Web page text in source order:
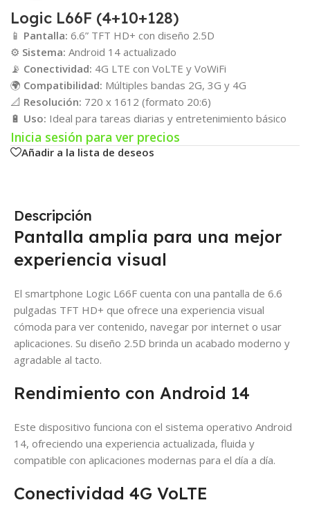
Logic L66F (4+10+128)
📱 Pantalla: 6.6” TFT HD+ con diseño 2.5D
⚙️ Sistema: Android 14 actualizado
📡 Conectividad: 4G LTE con VoLTE y VoWiFi
🌍 Compatibilidad: Múltiples bandas 2G, 3G y 4G
📐 Resolución: 720 x 1612 (formato 20:6)
🔋 Uso: Ideal para tareas diarias y entretenimiento básico
Inicia sesión para ver precios
Añadir a la lista de deseos
Descripción
Pantalla amplia para una mejor
experiencia visual
El smartphone Logic L66F cuenta con una pantalla de 6.6
pulgadas TFT HD+ que ofrece una experiencia visual
cómoda para ver contenido, navegar por internet o usar
aplicaciones. Su diseño 2.5D brinda un acabado moderno y
agradable al tacto.
Rendimiento con Android 14
Este dispositivo funciona con el sistema operativo Android
14, ofreciendo una experiencia actualizada, fluida y
compatible con aplicaciones modernas para el día a día.
Conectividad 4G VoLTE